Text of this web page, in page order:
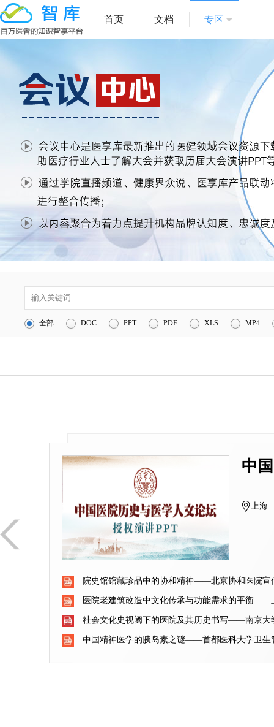
首页 文档 专区
医院管理
全部 DOC PPT PDF XLS MP4
中
上海
院史馆馆藏珍品中的协和精神——北京协和医院宣
医院老建筑改造中文化传承与功能需求的平衡——
社会文化史视阈下的医院及其历史书写——南京大
中国精神医学的胰岛素之谜——首都医科大学卫生